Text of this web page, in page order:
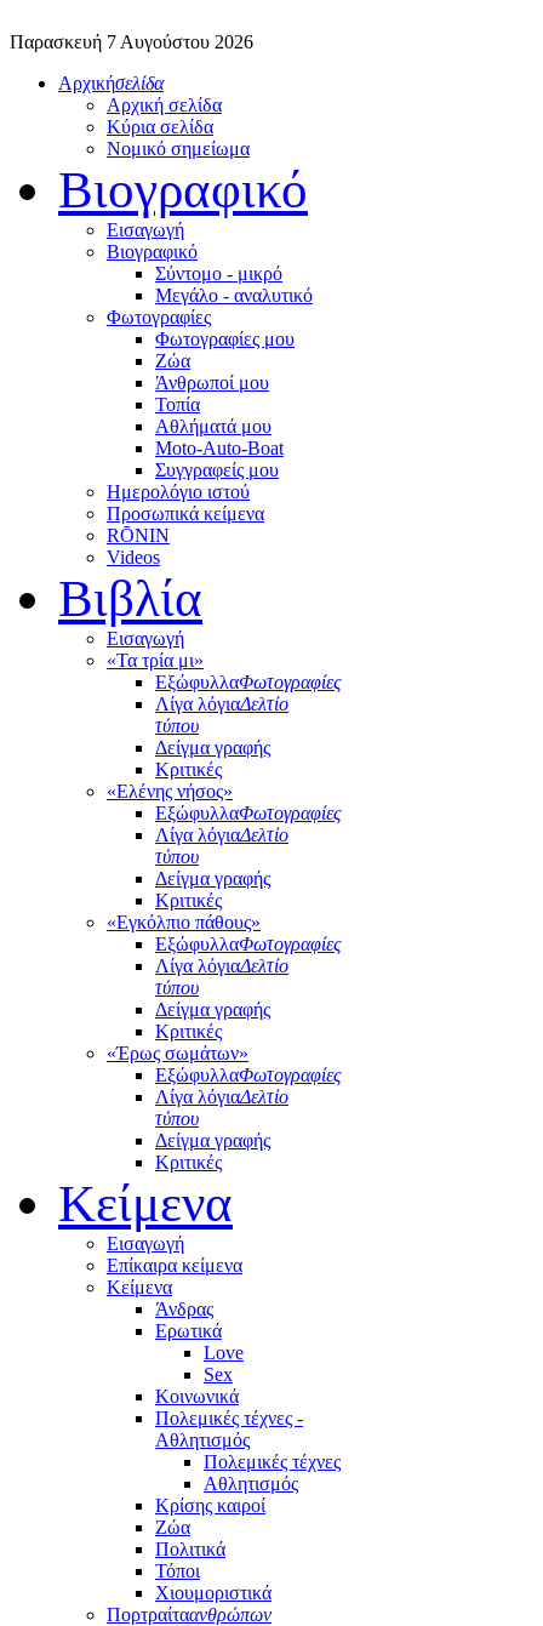
Παρασκευή 7 Αυγούστου 2026
Αρχικήσελίδα
Αρχική σελίδα
Κύρια σελίδα
Νομικό σημείωμα
Βιογραφικό
Εισαγωγή
Βιογραφικό
Σύντομο - μικρό
Μεγάλο - αναλυτικό
Φωτογραφίες
Φωτογραφίες μου
Ζώα
Άνθρωποί μου
Τοπία
Αθλήματά μου
Moto-Auto-Boat
Συγγραφείς μου
Ημερολόγιο ιστού
Προσωπικά κείμενα
RŌNIN
Videos
Βιβλία
Εισαγωγή
«Τα τρία μι»
ΕξώφυλλαΦωτογραφίες
Λίγα λόγιαΔελτίο
τύπου
Δείγμα γραφής
Κριτικές
«Ελένης νήσος»
ΕξώφυλλαΦωτογραφίες
Λίγα λόγιαΔελτίο
τύπου
Δείγμα γραφής
Κριτικές
«Εγκόλπιο πάθους»
ΕξώφυλλαΦωτογραφίες
Λίγα λόγιαΔελτίο
τύπου
Δείγμα γραφής
Κριτικές
«Έρως σωμάτων»
ΕξώφυλλαΦωτογραφίες
Λίγα λόγιαΔελτίο
τύπου
Δείγμα γραφής
Κριτικές
Κείμενα
Εισαγωγή
Επίκαιρα κείμενα
Κείμενα
Άνδρας
Ερωτικά
Love
Sex
Κοινωνικά
Πολεμικές τέχνες -
Αθλητισμός
Πολεμικές τέχνες
Αθλητισμός
Κρίσης καιροί
Ζώα
Πολιτικά
Τόποι
Χιουμοριστικά
Πορτραίταανθρώπων